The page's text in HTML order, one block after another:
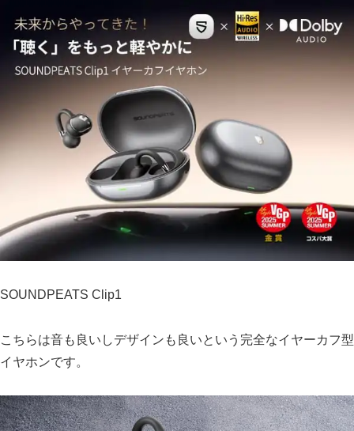
SOUNDPEATS Clip1
こちらは音も良いしデザインも良いという完全なイヤーカフ型
イヤホンです。